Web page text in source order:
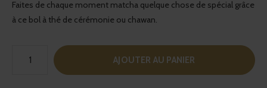
Faites de chaque moment matcha quelque chose de spécial grâce
à ce bol à thé de cérémonie ou chawan.
AJOUTER AU PANIER